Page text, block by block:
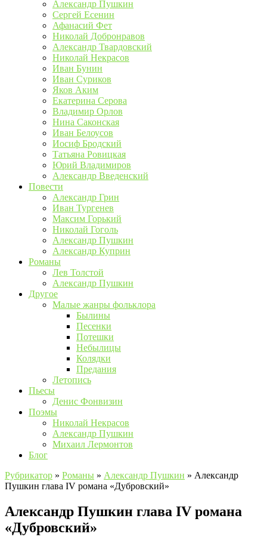
Александр Пушкин
Сергей Есенин
Афанасий Фет
Николай Добронравов
Александр Твардовский
Николай Некрасов
Иван Бунин
Иван Суриков
Яков Аким
Екатерина Серова
Владимир Орлов
Нина Саконская
Иван Белоусов
Иосиф Бродский
Татьяна Ровицкая
Юрий Владимиров
Александр Введенский
Повести
Александр Грин
Иван Тургенев
Максим Горький
Николай Гоголь
Александр Пушкин
Александр Куприн
Романы
Лев Толстой
Александр Пушкин
Другое
Малые жанры фольклора
Былины
Песенки
Потешки
Небылицы
Колядки
Предания
Летопись
Пьесы
Денис Фонвизин
Поэмы
Николай Некрасов
Александр Пушкин
Михаил Лермонтов
Блог
Рубрикатор » Романы » Александр Пушкин » Александр
Пушкин глава IV романа «Дубровский»
Александр Пушкин глава IV романа
«Дубровский»